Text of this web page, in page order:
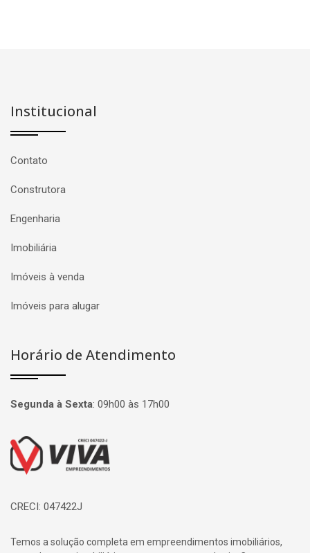
Institucional
Contato
Construtora
Engenharia
Imobiliária
Imóveis à venda
Imóveis para alugar
Horário de Atendimento
Segunda à Sexta: 09h00 às 17h00
Página inicial
CRECI: 047422J
Temos a solução completa em empreendimentos imobiliários,